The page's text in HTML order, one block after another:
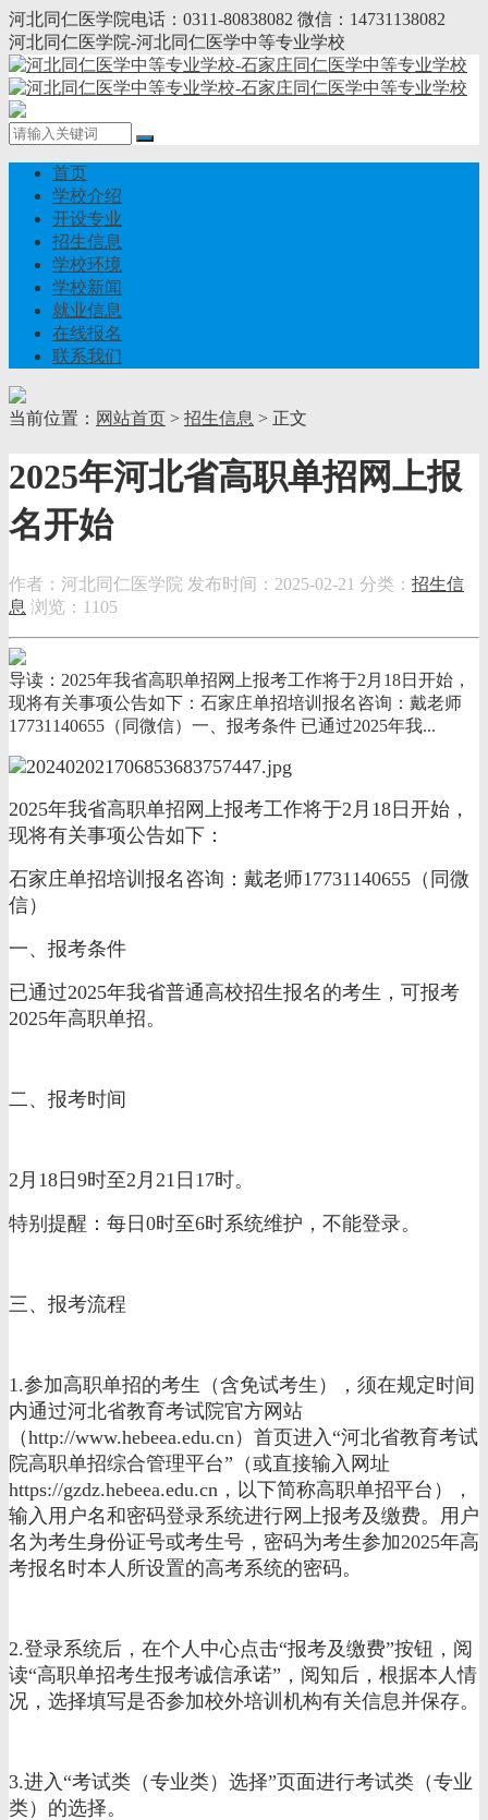
河北同仁医学院电话：0311-80838082 微信：14731138082
河北同仁医学院-河北同仁医学中等专业学校
首页
学校介绍
开设专业
招生信息
学校环境
学校新闻
就业信息
在线报名
联系我们
当前位置： 网站首页 > 招生信息 > 正文
2025年河北省高职单招网上报
名开始
作者：河北同仁医学院 发布时间：2025-02-21 分类： 招生信
息 浏览：1105
导读：2025年我省高职单招网上报考工作将于2月18日开始，
现将有关事项公告如下：石家庄单招培训报名咨询：戴老师
17731140655（同微信）一、报考条件 已通过2025年我...
2025年我省高职单招网上报考工作将于2月18日开始，
现将有关事项公告如下：
石家庄单招培训报名咨询：戴老师17731140655（同微
信）
一、报考条件
已通过2025年我省普通高校招生报名的考生，可报考
2025年高职单招。
二、报考时间
2月18日9时至2月21日17时。
特别提醒：每日0时至6时系统维护，不能登录。
三、报考流程
1.参加高职单招的考生（含免试考生），须在规定时间
内通过河北省教育考试院官方网站
（http://www.hebeea.edu.cn）首页进入“河北省教育考试
院高职单招综合管理平台”（或直接输入网址
https://gzdz.hebeea.edu.cn，以下简称高职单招平台），
输入用户名和密码登录系统进行网上报考及缴费。用户
名为考生身份证号或考生号，密码为考生参加2025年高
考报名时本人所设置的高考系统的密码。
2.登录系统后，在个人中心点击“报考及缴费”按钮，阅
读“高职单招考生报考诚信承诺”，阅知后，根据本人情
况，选择填写是否参加校外培训机构有关信息并保存。
3.进入“考试类（专业类）选择”页面进行考试类（专业
类）的选择。